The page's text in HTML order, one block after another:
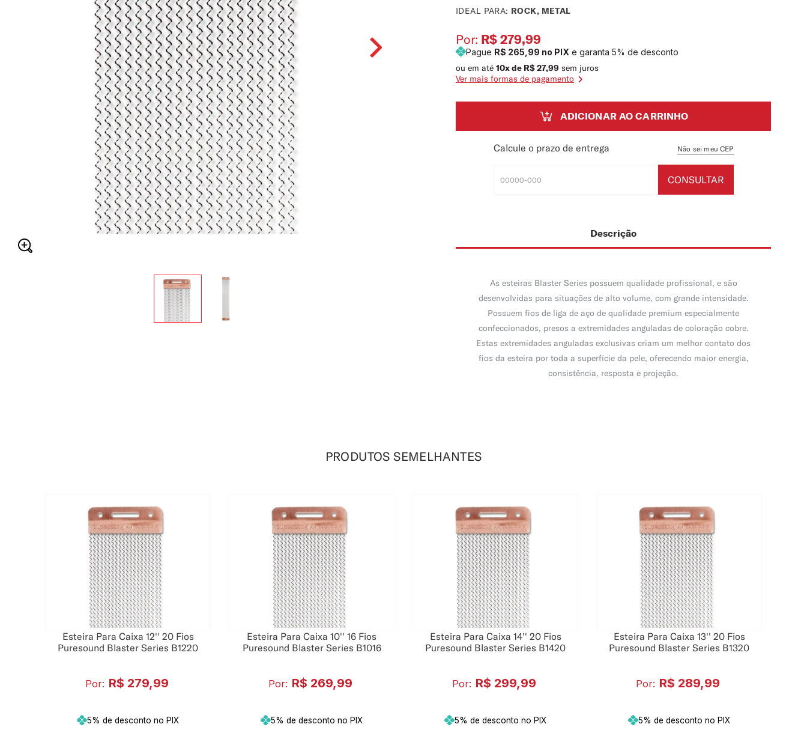
IDEAL PARA: ROCK, METAL
Por: R$ 279,99
Pague R$ 265,99 no PIX e garanta 5% de desconto
ou em até 10x de R$27,99 sem juros
Ver mais formas de pagamento
ADICIONAR AO CARRINHO
Calcule o prazo de entrega Não sei meu CEP
CONSULTAR
Descrição
As esteiras Blaster Series possuem qualidade profissional, e são
desenvolvidas para situações de alto volume, com grande intensidade.
Possuem fios de liga de aço de qualidade premium especialmente
confeccionados, presos a extremidades anguladas de coloração cobre.
Estas extremidades anguladas exclusivas criam um melhor contato dos
fios da esteira por toda a superfície da pele, oferecendo maior energia,
consistência, resposta e projeção.
PRODUTOS SEMELHANTES
Esteira Para Caixa 12'' 20 Fios
Puresound Blaster Series B1220
Por: R$ 279,99
5% de desconto no PIX
Esteira Para Caixa 10'' 16 Fios
Puresound Blaster Series B1016
Por: R$ 269,99
5% de desconto no PIX
Esteira Para Caixa 14'' 20 Fios
Puresound Blaster Series B1420
Por: R$ 299,99
5% de desconto no PIX
Esteira Para Caixa 13'' 20 Fios
Puresound Blaster Series B1320
Por: R$ 289,99
5% de desconto no PIX
4º